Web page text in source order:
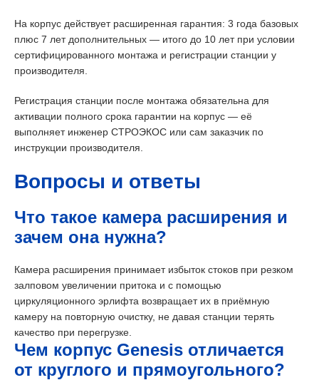
На корпус действует расширенная гарантия: 3 года базовых
плюс 7 лет дополнительных — итого до 10 лет при условии
сертифицированного монтажа и регистрации станции у
производителя.
Регистрация станции после монтажа обязательна для
активации полного срока гарантии на корпус — её
выполняет инженер СТРОЭКОС или сам заказчик по
инструкции производителя.
Вопросы и ответы
Что такое камера расширения и
зачем она нужна?
Камера расширения принимает избыток стоков при резком
залповом увеличении притока и с помощью
циркуляционного эрлифта возвращает их в приёмную
камеру на повторную очистку, не давая станции терять
качество при перегрузке.
Чем корпус Genesis отличается
от круглого и прямоугольного?